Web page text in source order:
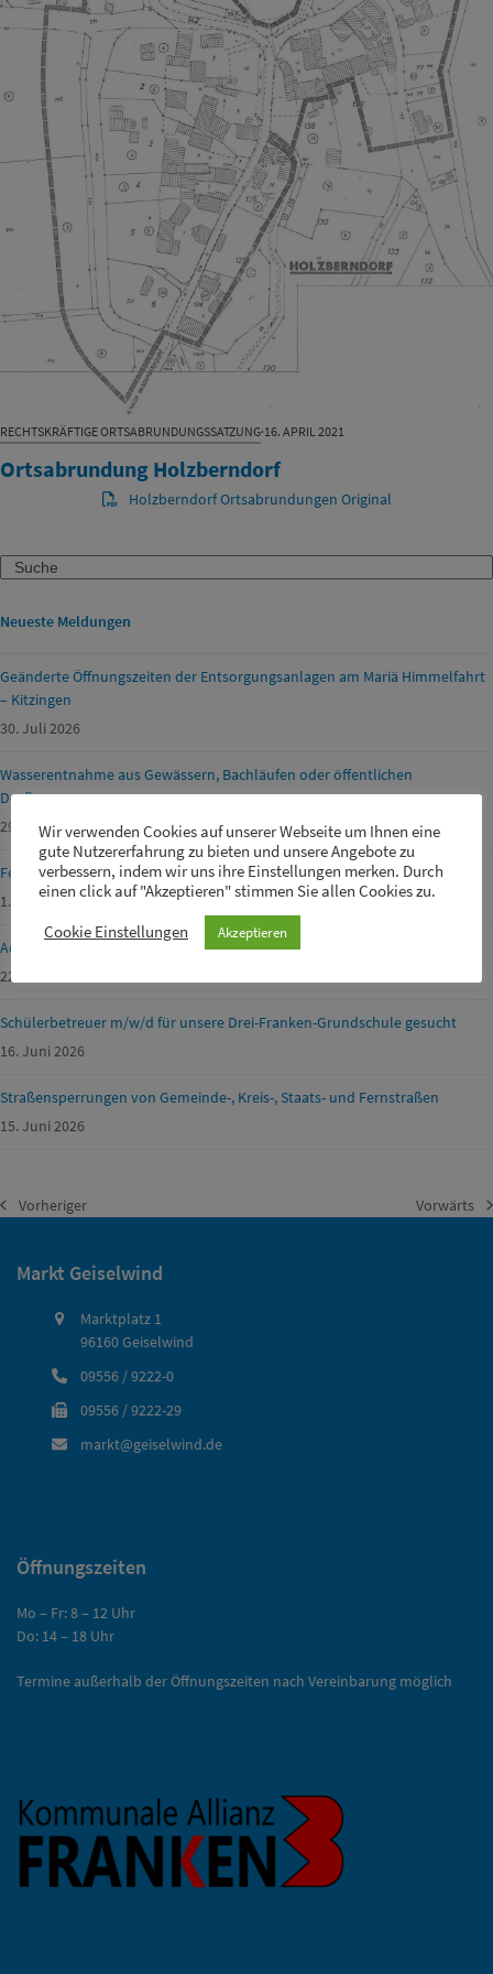
RECHTSKRÄFTIGE ORTSABRUNDUNGSSATZUNG·16. APRIL 2021
Ortsabrundung Holzberndorf
Holzberndorf Ortsabrundungen Original
Search
Neueste Meldungen
Geänderte Öffnungszeiten der Entsorgungsanlagen am Mariä Himmelfahrt
– Kitzingen
30. Juli 2026
Wasserentnahme aus Gewässern, Bachläufen oder öffentlichen
Dorfbrunnen
29. Juli 2026
Ferienprogramm Geiselwind 2026
1. Juli 2026
Achtung Waldbrandgefahr!
22. Juni 2026
Schülerbetreuer m/w/d für unsere Drei-Franken-Grundschule gesucht
16. Juni 2026
Straßensperrungen von Gemeinde-, Kreis-, Staats- und Fernstraßen
15. Juni 2026
vorheriger
Vorheriger
Nächster
Vorwärts
Markt Geiselwind
Marktplatz 1
96160 Geiselwind
09556 / 9222-0
09556 / 9222-29
markt@geiselwind.de
Öffnungszeiten
Mo – Fr: 8 – 12 Uhr
Do: 14 – 18 Uhr
Termine außerhalb der Öffnungszeiten nach Vereinbarung möglich
Wir verwenden Cookies auf unserer Webseite um Ihnen eine
gute Nutzererfahrung zu bieten und unsere Angebote zu
verbessern, indem wir uns ihre Einstellungen merken. Durch
einen click auf "Akzeptieren" stimmen Sie allen Cookies zu.
Cookie Einstellungen Akzeptieren